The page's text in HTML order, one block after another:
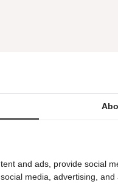
met aangepaste
verzegeling na de
van 100%.
and ads, provide social
media, advertising,